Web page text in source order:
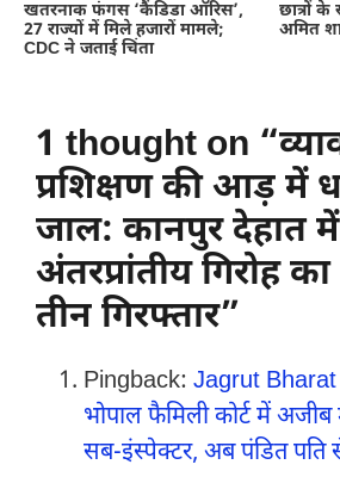
खतरनाक फंगस ‘कैंडिडा ऑरिस’,
27 राज्यों में मिले हजारों मामले;
CDC ने जताई चिंता
छात्रों
अमित
1 thought on
प्रशिक्षण की आड़ में
जाल: कानपुर देहात में
अंतरप्रांतीय गिरोह
तीन गिरफ्तार”
Pingback: Jagrut Bharat
भोपाल फैमिली कोर्ट में अजीब
सब-इंस्पेक्टर, अब पंडित पति